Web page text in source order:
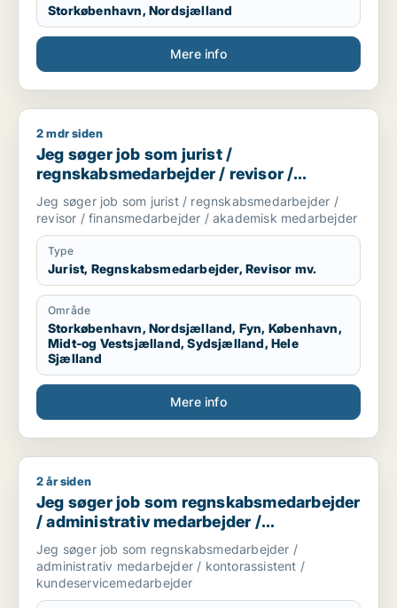
Storkøbenhavn, Nordsjælland
Mere info
Jeg søger job som jurist / regnskabsmedarbejder / revisor
2 mdr siden
Jeg søger job som jurist /
regnskabsmedarbejder / revisor /
finansmedarbejder / akademisk
medarbejder
Jeg søger job som jurist / regnskabsmedarbejder /
revisor / finansmedarbejder / akademisk medarbejder
Type
Jurist, Regnskabsmedarbejder, Revisor mv.
Område
Storkøbenhavn, Nordsjælland, Fyn, København,
Midt-og Vestsjælland, Sydsjælland, Hele
Sjælland
Mere info
Jeg søger job som regnskabsmedarbejder / administrativ
2 år siden
Jeg søger job som regnskabsmedarbejder
/ administrativ medarbejder /
kontorassistent /
kundeservicemedarbejder
Jeg søger job som regnskabsmedarbejder /
administrativ medarbejder / kontorassistent /
kundeservicemedarbejder